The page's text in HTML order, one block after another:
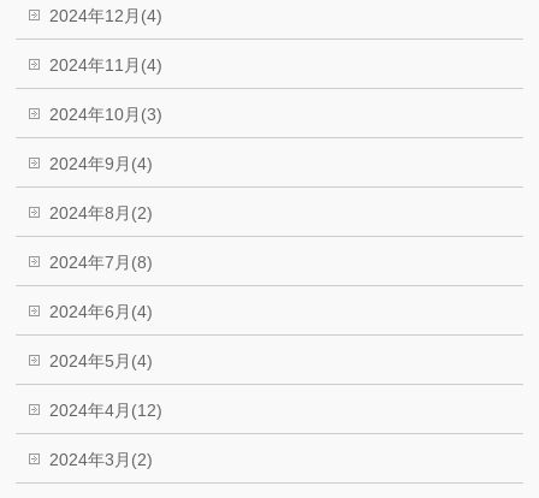
2024年12月(4)
2024年11月(4)
2024年10月(3)
2024年9月(4)
2024年8月(2)
2024年7月(8)
2024年6月(4)
2024年5月(4)
2024年4月(12)
2024年3月(2)